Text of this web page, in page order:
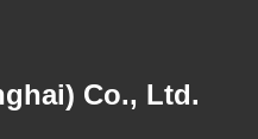
Co., Ltd.